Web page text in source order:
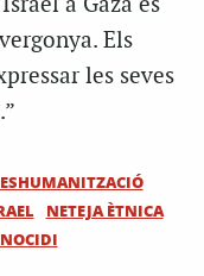
a Gaza és
Els
les seves
NETEJA ÈTNICA